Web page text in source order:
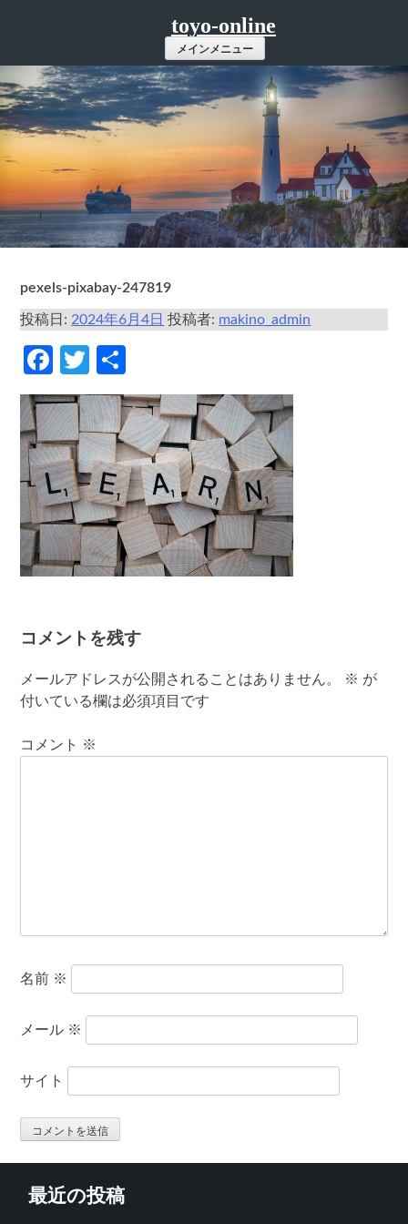
ツ
へ
ス
キ
ッ
プ
toyo-online
メインメニュー
pexels-pixabay-247819
投稿日: 2024年6月4日 投稿者: makino_admin
Facebook
Twitter
有
コメントを残す
メールアドレスが公開されることはありません。 ※ が
付いている欄は必須項目です
コメント ※
名前 ※
メール ※
サイト
最近の投稿